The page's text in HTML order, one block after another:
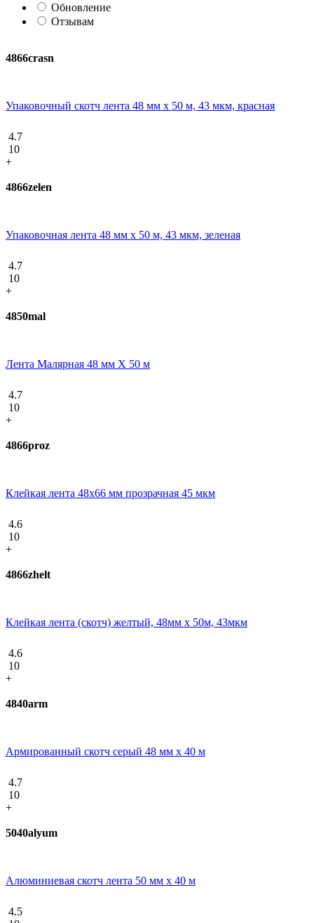
Обновление
Отзывам
4866crasn
Упаковочный скотч лента 48 мм х 50 м, 43 мкм, красная
4.7
10
+
4866zelen
Упаковочная лента 48 мм х 50 м, 43 мкм, зеленая
4.7
10
+
4850mal
Лента Малярная 48 мм Х 50 м
4.7
10
+
4866proz
Клейкая лента 48х66 мм прозрачная 45 мкм
4.6
10
+
4866zhelt
Клейкая лента (скотч) желтый, 48мм х 50м, 43мкм
4.6
10
+
4840arm
Армированный скотч серый 48 мм х 40 м
4.7
10
+
5040alyum
Алюминиевая скотч лента 50 мм х 40 м
4.5